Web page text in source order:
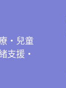
・兒童
支援・